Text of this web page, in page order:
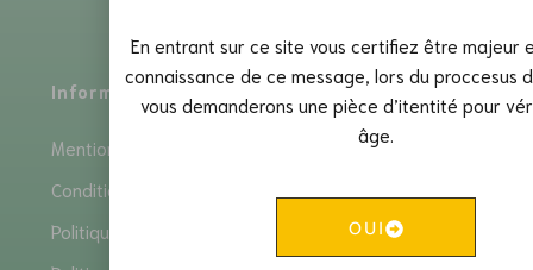
Informations
Mentions Légales
Conditions générales de Vente
Politique de confidentialité
Services
Livraison
Contactez-nous
En entrant sur ce site vous certifiez être majeur
connaissance de ce message, lors du proccesus
vous demanderons une pièce d’itentité pour
âge.
OUI